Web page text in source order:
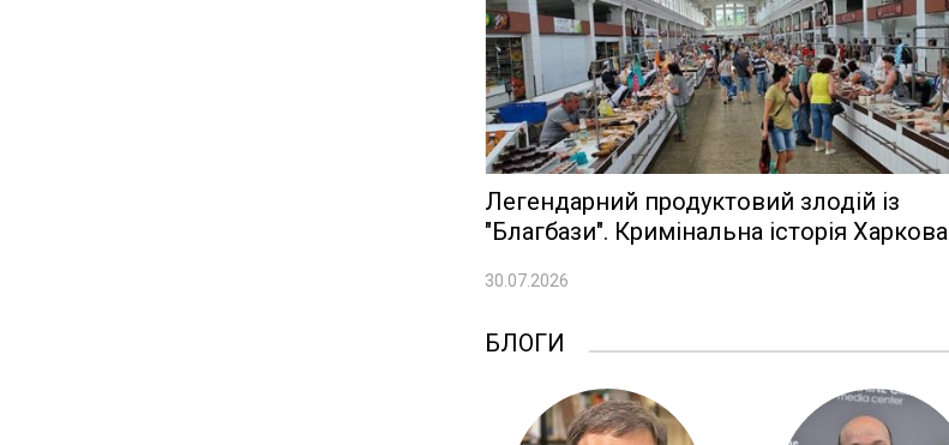
Легендарний продуктовий злодій із
"Благбази". Кримінальна історія Харкова
30.07.2026
БЛОГИ